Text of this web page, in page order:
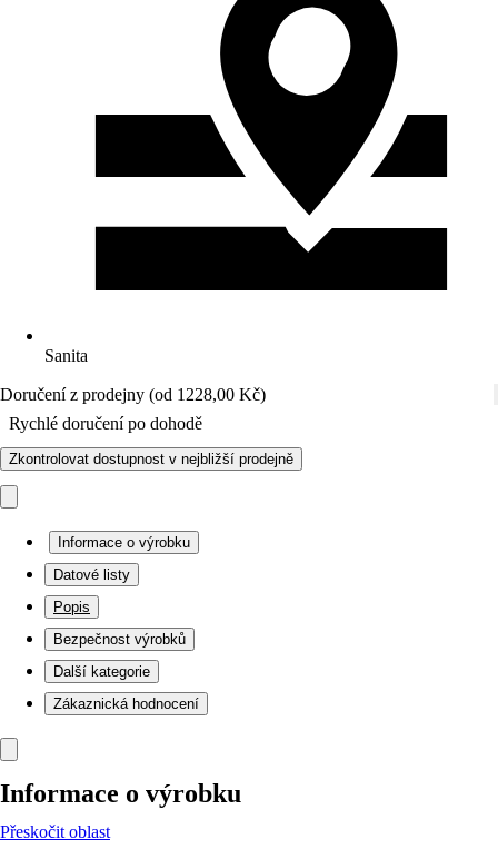
Sanita
Doručení z prodejny (od 1228,00 Kč)
Rychlé doručení po dohodě
Zkontrolovat dostupnost v nejbližší prodejně
Informace o výrobku
Datové listy
Popis
Bezpečnost výrobků
Další kategorie
Zákaznická hodnocení
Informace o výrobku
Přeskočit oblast